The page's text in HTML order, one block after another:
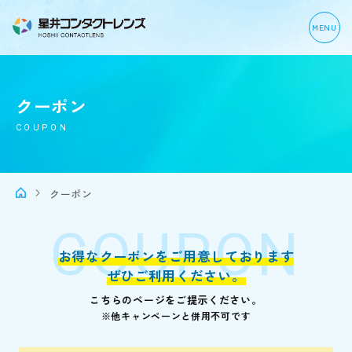
MENU
クーポン
COUPON
クーポン
お得なクーポンをご用意しております
ぜひご利用ください。
こちらのページをご提示ください。
※他キャンペーンと併用不可です